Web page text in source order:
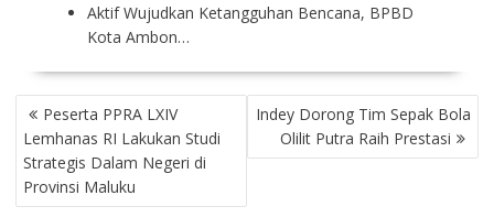
Aktif Wujudkan Ketangguhan Bencana, BPBD
Kota Ambon…
P
O
S
T
N
Peserta PPRA LXIV
Lemhanas RI Lakukan Studi
Strategis Dalam Negeri di
Provinsi Maluku
Indey Dorong Tim Sepak Bola
Olilit Putra Raih Prestasi